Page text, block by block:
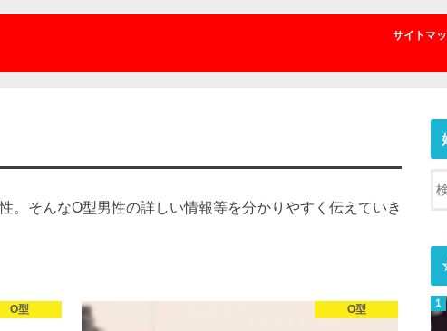
サイトマ
。そんなO型男性の詳しい情報等を分かりやすく伝えていき
O型 O型